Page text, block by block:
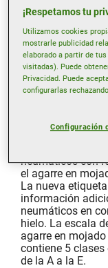
detallada de la
secciones.
Etiqueta
la UE:
La etiqueta de
ahorro
ligeramente
neumáticos con
el agarre en
La nueva
información
neumáticos en
hielo. La escala
agarre en
contiene 5
de la A a la E.
¡Respetamos tu
Utilizamos cookies
mostrarle publicidad
elaborado a partir de
visitadas). Puede
Privacidad. Puede
configurarlas
Configuración